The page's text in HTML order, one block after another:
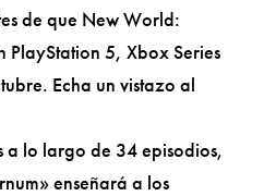
de que New World:
PlayStation 5, Xbox Series
Echa un vistazo al
a lo largo de 34 episodios,
enseñará a los